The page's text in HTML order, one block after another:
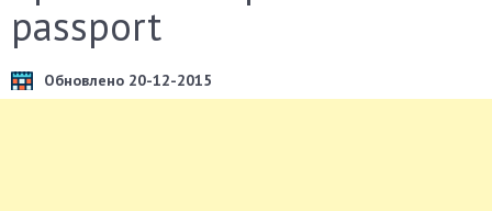
passport
Обновлено 20-12-2015